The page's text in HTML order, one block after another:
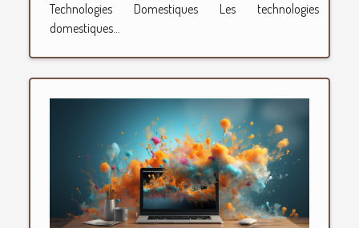
Technologies Domestiques Les technologies
domestiques...